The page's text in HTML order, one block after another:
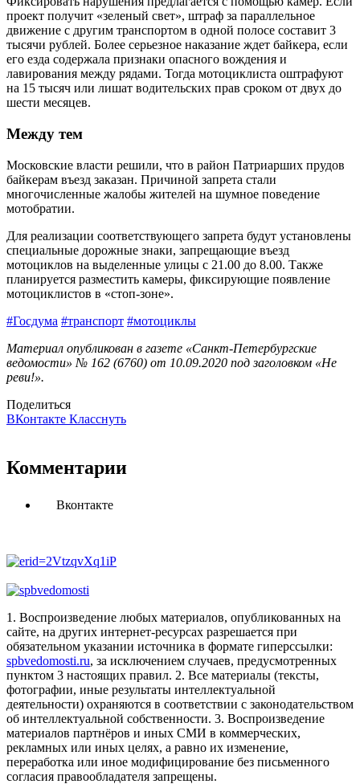
проект получит «зеленый свет», штраф за параллельное
движение с другим транспортом в одной полосе составит 3
тысячи рублей. Более серьезное наказание ждет байкера, если
его езда содержала признаки опасного вождения и
лавирования между рядами. Тогда мотоциклиста оштрафуют
на 15 тысяч или лишат водительских прав сроком от двух до
шести месяцев.
Между тем
Московские власти решили, что в район Патриарших прудов
байкерам въезд заказан. Причиной запрета стали
многочисленные жалобы жителей на шумное поведение
мотобратии.
Для реализации соответствующего запрета будут установлены
специальные дорожные знаки, запрещающие въезд
мотоциклов на выделенные улицы с 21.00 до 8.00. Также
планируется разместить камеры, фиксирующие появление
мотоциклистов в «стоп-зоне».
#Госдума #транспорт #мотоциклы
Материал опубликован в газете «Санкт-Петербургские
ведомости» № 162 (6760) от 10.09.2020 под заголовком «Не
реви!».
Поделиться
ВКонтакте Класснуть
Комментарии
Вконтакте
1. Воспроизведение любых материалов, опубликованных на
сайте, на других интернет-ресурсах разрешается при
обязательном указании источника в формате гиперссылки:
spbvedomosti.ru, за исключением случаев, предусмотренных
пунктом 3 настоящих правил. 2. Все материалы (тексты,
фотографии, иные результаты интеллектуальной
деятельности) охраняются в соответствии с законодательством
об интеллектуальной собственности. 3. Воспроизведение
материалов партнёров и иных СМИ в коммерческих,
рекламных или иных целях, а равно их изменение,
переработка или иное модифицирование без письменного
согласия правообладателя запрещены.